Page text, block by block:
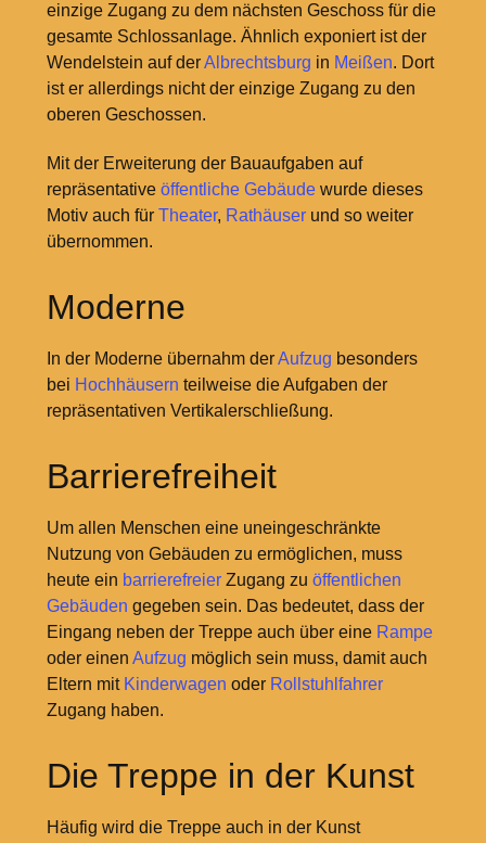
einzige Zugang zu dem nächsten Geschoss für die
gesamte Schlossanlage. Ähnlich exponiert ist der
Wendelstein auf derAlbrechtsburg in Meißen. Dort
ist er allerdings nicht der einzige Zugang zu den
oberen Geschossen.
Mit der Erweiterung der Bauaufgaben auf
repräsentative öffentliche Gebäudewurde dieses
Motiv auch für Theater, Rathäuserund so weiter
übernommen.
Moderne
In der Moderne übernahm derAufzug besonders
bei Hochhäusern teilweise die Aufgaben der
repräsentativen Vertikalerschließung.
Barrierefreiheit
Um allen Menschen eine uneingeschränkte
Nutzung von Gebäuden zu ermöglichen, muss
heute ein barrierefreierZugang zu öffentlichen
Gebäuden gegeben sein. Das bedeutet, dass der
Eingang neben der Treppe auch über eine Rampe
oder einen Aufzug möglich sein muss, damit auch
Eltern mit Kinderwagen oder Rollstuhlfahrer
Zugang haben.
Die Treppe in der Kunst
Häufig wird die Treppe auch in der Kunst